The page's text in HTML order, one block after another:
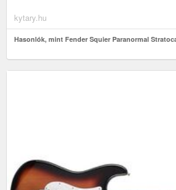
kytary.hu
Hasonlók, mint Fender Squier Paranormal